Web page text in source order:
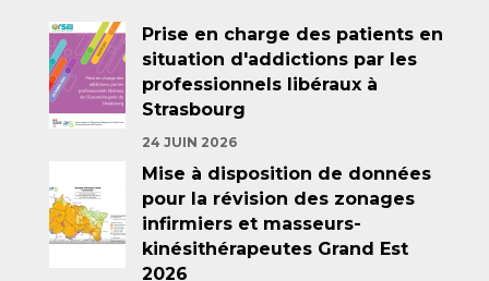
Prise en charge des patients en
situation d'addictions par les
professionnels libéraux à
Strasbourg
24 JUIN 2026
Mise à disposition de données
pour la révision des zonages
infirmiers et masseurs-
kinésithérapeutes Grand Est
2026